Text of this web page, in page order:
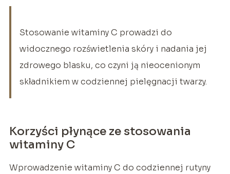
Stosowanie witaminy C prowadzi do
widocznego rozświetlenia skóry i nadania jej
zdrowego blasku, co czyni ją nieocenionym
składnikiem w codziennej pielęgnacji twarzy.
Korzyści płynące ze stosowania
witaminy C
Wprowadzenie witaminy C do codziennej rutyny